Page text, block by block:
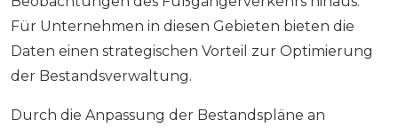
Für Unternehmen in diesen Gebieten bieten die
Daten einen strategischen Vorteil zur Optimierung
der Bestandsverwaltung.
Durch die Anpassung der Bestandspläne an